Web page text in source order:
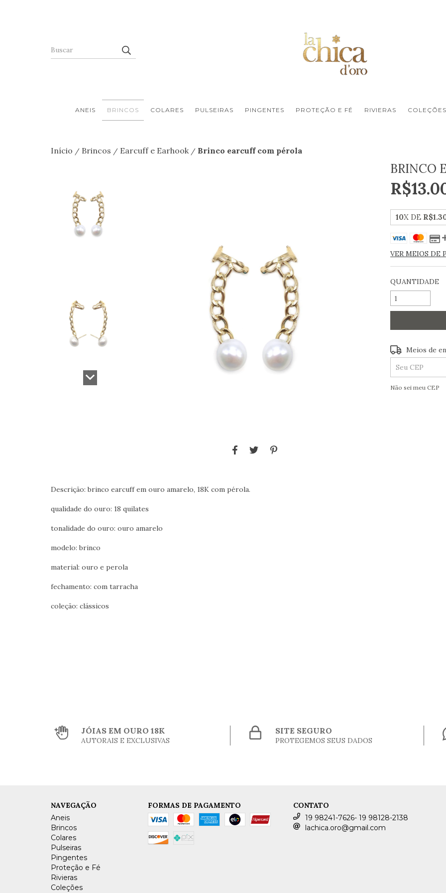
ANEIS BRINCOS COLARES PULSEIRAS PINGENTES PROTEÇÃO E FÉ RIVIERAS COLEÇÕES
Início / Brincos / Earcuff e Earhook / Brinco earcuff com pérola
Descrição: brinco earcuff em ouro amarelo, 18K com pérola.
qualidade do ouro: 18 quilates
tonalidade do ouro: ouro amarelo
modelo: brinco
material: ouro e perola
fechamento: com tarracha
coleção: clássicos
BRINCO
10X DE
VER MEIOS DE
QUANTIDADE
Entregas
Meios de
Não sei meu CEP
JÓIAS EM OURO 18K
AUTORAIS E EXCLUSIVAS
SITE SEGURO
PROTEGEMOS SEUS DADOS
NAVEGAÇÃO
Aneis
Brincos
Colares
Pulseiras
Pingentes
Proteção e Fé
Rivieras
Coleções
FORMAS DE PAGAMENTO
CONTATO
19 98241-7626- 19 98128-2138
lachica.oro@gmail.com